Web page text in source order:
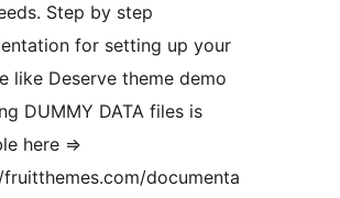
Step by step
for setting up your
like Deserve theme demo
DUMMY DATA files is
here =>
documenta